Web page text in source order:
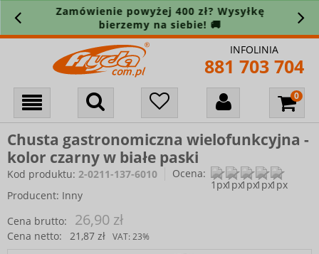
Zamówienie powyżej 400 zł? Wysyłkę
bierzemy na siebie! 🚚
INFOLINIA
881 703 704
Chusta gastronomiczna wielofunkcyjna -
kolor czarny w białe paski
Kod produktu: 2-0211-137-6010
Ocena:
Producent: Inny
Cena brutto:
26,90 zł
Cena netto: 21,87 zł VAT: 23%